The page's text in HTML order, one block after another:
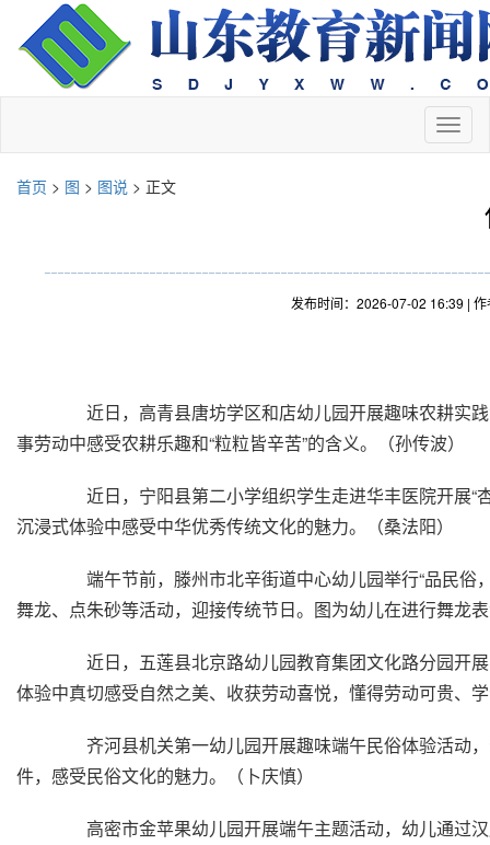
切
换
首页 > 图 > 图说 > 正文
发布时间：2026-07-02 16:39 |
近日，高青县唐坊学区和店幼儿园开展趣味农耕实践
事劳动中感受农耕乐趣和“粒粒皆辛苦”的含义。（孙传波）
近日，宁阳县第二小学组织学生走进华丰医院开展“
沉浸式体验中感受中华优秀传统文化的魅力。（桑法阳）
端午节前，滕州市北辛街道中心幼儿园举行“品民俗
舞龙、点朱砂等活动，迎接传统节日。图为幼儿在进行舞龙
近日，五莲县北京路幼儿园教育集团文化路分园开展
体验中真切感受自然之美、收获劳动喜悦，懂得劳动可贵、
齐河县机关第一幼儿园开展趣味端午民俗体验活动，
件，感受民俗文化的魅力。（卜庆慎）
高密市金苹果幼儿园开展端午主题活动，幼儿通过汉